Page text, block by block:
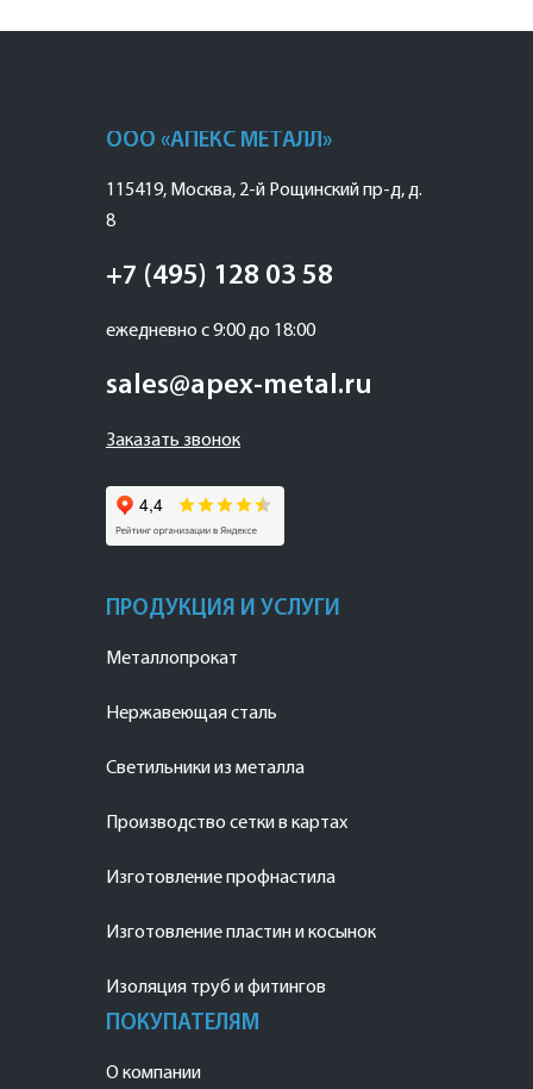
ООО «АПЕКС МЕТАЛЛ»
115419, Москва, 2-й Рощинский пр-д, д.
8
+7 (495) 128 03 58
ежедневно с 9:00 до 18:00
sales@apex-metal.ru
Заказать звонок
ПРОДУКЦИЯ И УСЛУГИ
Металлопрокат
Нержавеющая сталь
Светильники из металла
Производство сетки в картах
Изготовление профнастила
Изготовление пластин и косынок
Изоляция труб и фитингов
ПОКУПАТЕЛЯМ
О компании